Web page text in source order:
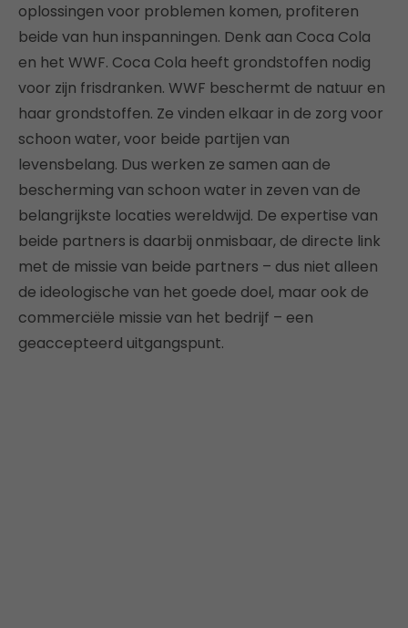
oplossingen voor problemen komen, profiteren
beide van hun inspanningen. Denk aan Coca Cola
en het WWF. Coca Cola heeft grondstoffen nodig
voor zijn frisdranken. WWF beschermt de natuur en
haar grondstoffen. Ze vinden elkaar in de zorg voor
schoon water, voor beide partijen van
levensbelang. Dus werken ze samen aan de
bescherming van schoon water in zeven van de
belangrijkste locaties wereldwijd. De expertise van
beide partners is daarbij onmisbaar, de directe link
met de missie van beide partners – dus niet alleen
de ideologische van het goede doel, maar ook de
commerciële missie van het bedrijf – een
geaccepteerd uitgangspunt.